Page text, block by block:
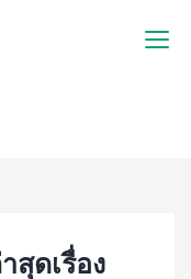
สุดเรื่อง